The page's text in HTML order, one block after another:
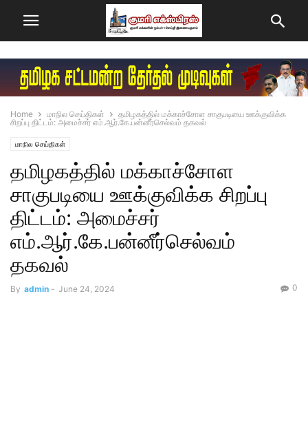
Home மாநில செய்திகள்
தமிழகத்தில் மக்காச்சோள சாகுபடியை ஊக்குவிக்க
சிறப்பு திட்டம்: அமைச்சர் எம்.ஆர்.கே.பன்னீர்செல்வம் தகவல்
மாநில செய்திகள்
தமிழகத்தில் மக்காச்சோள
சாகுபடியை ஊக்குவிக்க சிறப்பு
திட்டம்: அமைச்சர்
எம்.ஆர்.கே.பன்னீர்செல்வம்
தகவல்
By admin - June 24, 2024 0